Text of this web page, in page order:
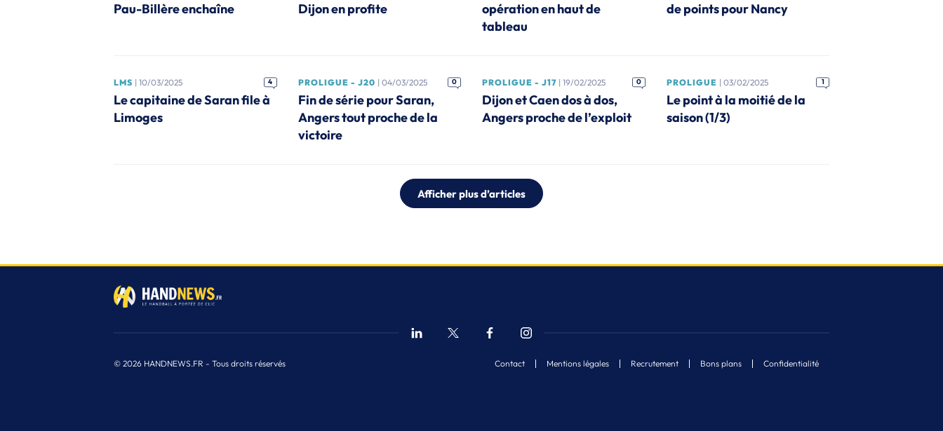
Pau-Billère enchaîne
Dijon en profite
opération en haut de
tableau
de points pour Nancy
LMS | 10/03/2025 4
Le capitaine de Saran file à
Limoges
PROLIGUE - J20 | 04/03/2025 0
Fin de série pour Saran,
Angers tout proche de la
victoire
PROLIGUE - J17 | 19/02/2025 0
Dijon et Caen dos à dos,
Angers proche de l’exploit
PROLIGUE | 03/02/2025 1
Le point à la moitié de la
saison (1/3)
Afficher plus d’articles
© 2026 HANDNEWS.FR - Tous droits réservés Contact Mentions légales Recrutement Bons plans Confidentialité